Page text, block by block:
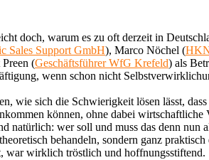
doch, warum es zu oft derzeit in
Sales Support GmbH), Marco Nöchel (
(Geschäftsführer WfG Krefeld) als
wenn schon nicht
wie sich die Schwierigkeit lösen lässt,
können, ohne dabei wirtschaftliche
natürlich: wer soll und muss das denn nun
behandeln, sondern ganz praktisch
war wirklich tröstlich und hoffnungsstiftend.